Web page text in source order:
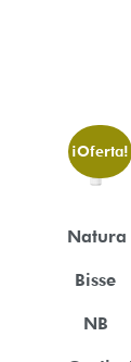
¡Oferta!
Natura
Bisse
NB